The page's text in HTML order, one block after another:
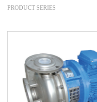
PRODUCT SERIES